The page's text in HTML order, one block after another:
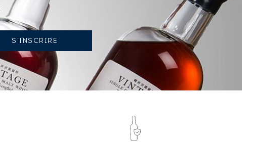
TENDANCE ACTUELLE DE LA COTE
-2.13%